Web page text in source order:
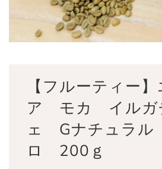
【フルーティー
ア モカ イルガ
ェ Gナチュラル
ロ 200ｇ